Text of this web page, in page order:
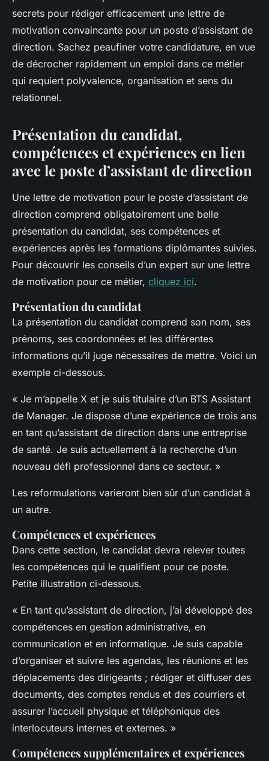
secrets pour rédiger efficacement une lettre de
motivation convaincante pour un poste d’assistant de
direction. Sachez peaufiner votre candidature, en vue
de décrocher rapidement un emploi dans ce métier
qui requiert polyvalence, organisation et sens du
relationnel.
Présentation du candidat,
compétences et expériences en lien
avec le poste d’assistant de direction
Une lettre de motivation pour le poste d’assistant de
direction comprend obligatoirement une belle
présentation du candidat, ses compétences et
expériences après les formations diplômantes suivies.
Pour découvrir les conseils d’un expert sur une lettre
de motivation pour ce métier, cliquez ici.
Présentation du candidat
La présentation du candidat comprend son nom, ses
prénoms, ses coordonnées et les différentes
informations qu’il juge nécessaires de mettre. Voici un
exemple ci-dessous.
« Je m’appelle X et je suis titulaire d’un BTS Assistant
de Manager. Je dispose d’une expérience de trois ans
en tant qu’assistant de direction dans une entreprise
de santé. Je suis actuellement à la recherche d’un
nouveau défi professionnel dans ce secteur. »
Les reformulations varieront bien sûr d’un candidat à
un autre.
Compétences et expériences
Dans cette section, le candidat devra relever toutes
les compétences qui le qualifient pour ce poste.
Petite illustration ci-dessous.
« En tant qu’assistant de direction, j’ai développé des
compétences en gestion administrative, en
communication et en informatique. Je suis capable
d’organiser et suivre les agendas, les réunions et les
déplacements des dirigeants ; rédiger et diffuser des
documents, des comptes rendus et des courriers et
assurer l’accueil physique et téléphonique des
interlocuteurs internes et externes. »
Compétences supplémentaires et expériences